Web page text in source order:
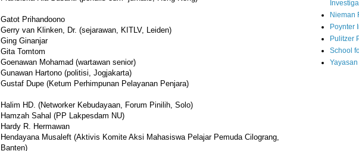
Gatot Prihandoono
Gerry van Klinken, Dr. (sejarawan, KITLV, Leiden)
Ging Ginanjar
Gita Tomtom
Goenawan Mohamad (wartawan senior)
Gunawan Hartono (politisi, Jogjakarta)
Gustaf Dupe (Ketum Perhimpunan Pelayanan Penjara)
Halim HD. (Networker Kebudayaan, Forum Pinilih, Solo)
Hamzah Sahal (PP Lakpesdam NU)
Hardy R. Hermawan
Hendayana Musaleft (Aktivis Komite Aksi Mahasiswa Pelajar Pemuda Cilograng,
Banten)
Nieman
Poynter
Pulitzer
School